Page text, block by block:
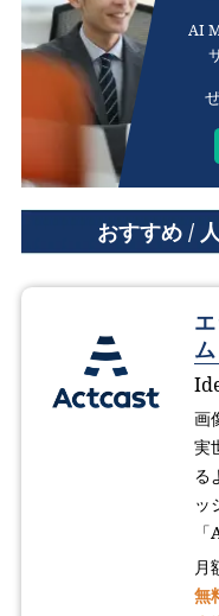
AI
おすすめ /
画
実
る
ッ
月
無